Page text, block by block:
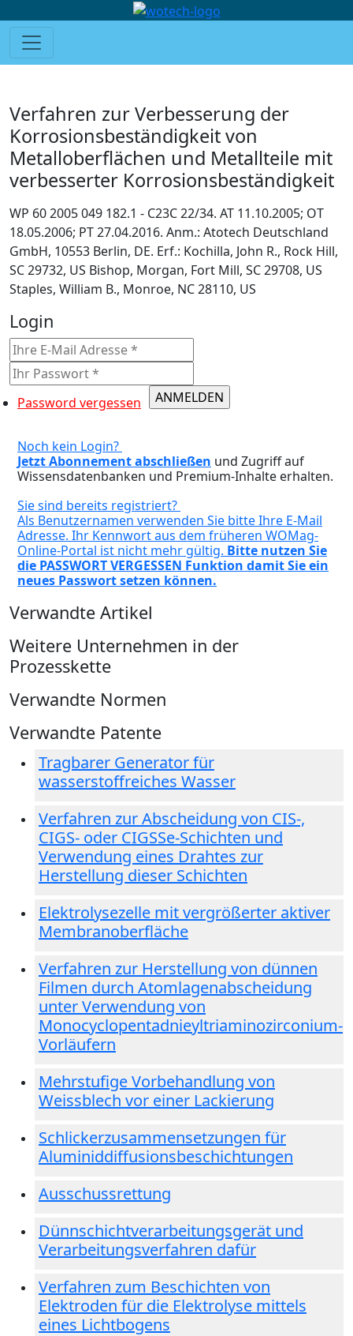
Verfahren zur Verbesserung der
Korrosionsbeständigkeit von
Metalloberflächen und Metallteile mit
verbesserter Korrosionsbeständigkeit
WP 60 2005 049 182.1 - C23C 22/34. AT 11.10.2005; OT
18.05.2006; PT 27.04.2016. Anm.: Atotech Deutschland
GmbH, 10553 Berlin, DE. Erf.: Kochilla, John R., Rock Hill,
SC 29732, US Bishop, Morgan, Fort Mill, SC 29708, US
Staples, William B., Monroe, NC 28110, US
Login
Password vergessen
Noch kein Login?
Jetzt Abonnement abschließen
Wissensdatenbanken und Premium-Inhalte erhalten.
Sie sind bereits registriert?
Als Benutzernamen verwenden Sie bitte Ihre E-Mail
Adresse. Ihr Kennwort aus dem früheren WOMag-
Online-Portal ist nicht mehr gültig. Bitte nutzen Sie
die PASSWORT VERGESSEN Funktion damit Sie ein
neues Passwort setzen können.
Verwandte Artikel
Weitere Unternehmen in der
Prozesskette
Verwandte Normen
Verwandte Patente
Tragbarer Generator für
wasserstoffreiches Wasser
Verfahren zur Abscheidung von CIS-,
CIGS- oder CIGSSe-Schichten und
Verwendung eines Drahtes zur
Herstellung dieser Schichten
Elektrolysezelle mit vergrößerter aktiver
Membranoberfläche
Verfahren zur Herstellung von dünnen
Filmen durch Atomlagenabscheidung
unter Verwendung von
Monocyclopentadnieyltriaminozirconium-
Vorläufern
Mehrstufige Vorbehandlung von
Weissblech vor einer Lackierung
Schlickerzusammensetzungen für
Aluminiddiffusionsbeschichtungen
Ausschussrettung
Dünnschichtverarbeitungsgerät und
Verarbeitungsverfahren dafür
Verfahren zum Beschichten von
Elektroden für die Elektrolyse mittels
eines Lichtbogens